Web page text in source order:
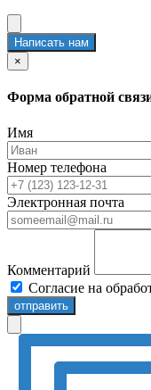
Написать нам
×
Форма обратной
Имя
Номер телефона
Электронная почта
Комментарий
Согласие на
отправить